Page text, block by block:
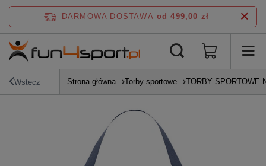
DARMOWA DOSTAWA od 499,00 zł
Wstecz Strona główna Torby sportowe TORBY SPORTOWE